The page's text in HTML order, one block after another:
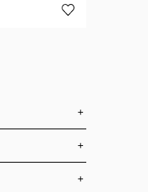
+
+
+